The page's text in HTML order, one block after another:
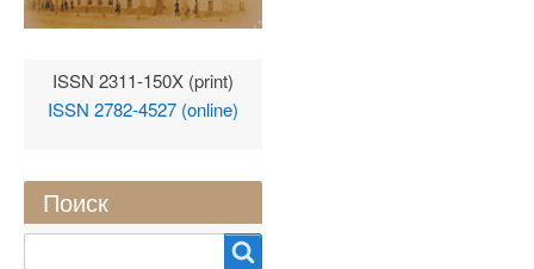
ISSN 2311-150X (print)
ISSN 2782-4527 (online)
Поиск